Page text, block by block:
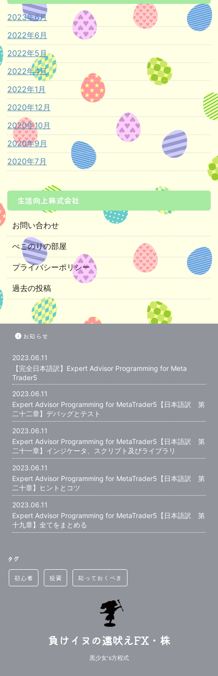
2023年6月
2022年6月
2022年5月
2022年4月
2022年1月
2020年12月
2020年10月
2020年9月
2020年7月
生活向上株式会社
お問い合わせ
ぺこのりの部屋
プライバシーポリシー
過去の投稿
お知らせ
2023.06.11
【完全日本語訳】Expert Advisor Programming for Meta
Trader5
2023.06.11
Expert Advisor Programming for MetaTrader5【日本語訳 第
二十二章】デバッグとテスト
2023.06.11
Expert Advisor Programming for MetaTrader5【日本語訳 第
二十一章】インジケータ、スクリプト及びライブラリ
2023.06.11
Expert Advisor Programming for MetaTrader5【日本語訳 第
二十章】ヒントとコツ
2023.06.11
Expert Advisor Programming for MetaTrader5【日本語訳 第
十九章】全てをまとめる
タグ
初心者 投資 知っておくべき
負けイヌの遠吠えFX・株
黒少女's方程式